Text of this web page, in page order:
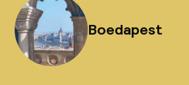
Boedapest